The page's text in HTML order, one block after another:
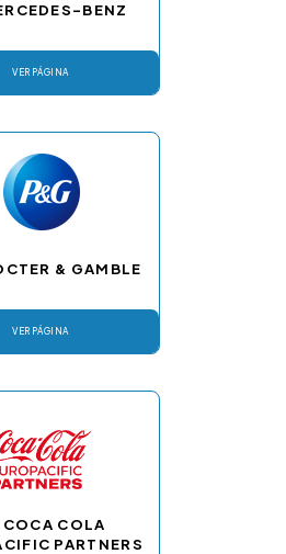
VER PÁGINA
BENZ
VER PÁGINA
& GAMBLE
COCA COLA
PARTNERS